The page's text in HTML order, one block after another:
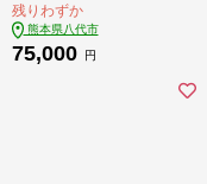
検 確認 掃除 清掃 空
き家 防犯 セキュリテ
ィ チェック 安全 対策
残りわずか
熊本県八代市
75,000 円